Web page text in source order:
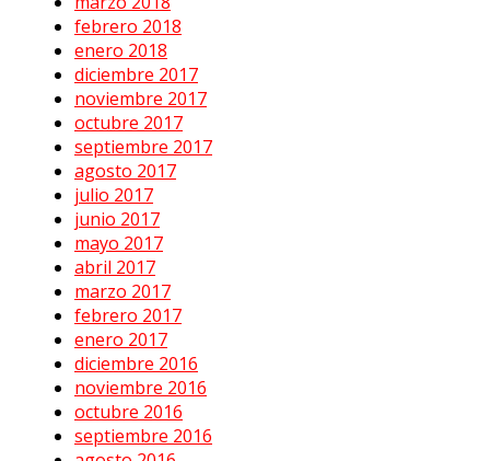
febrero 2018
enero 2018
diciembre 2017
noviembre 2017
octubre 2017
septiembre 2017
agosto 2017
julio 2017
junio 2017
mayo 2017
abril 2017
marzo 2017
febrero 2017
enero 2017
diciembre 2016
noviembre 2016
octubre 2016
septiembre 2016